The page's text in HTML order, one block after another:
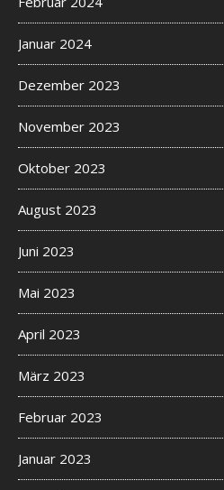
Januar 2024
Dezember 2023
November 2023
Oktober 2023
August 2023
Juni 2023
Mai 2023
April 2023
März 2023
Februar 2023
Januar 2023